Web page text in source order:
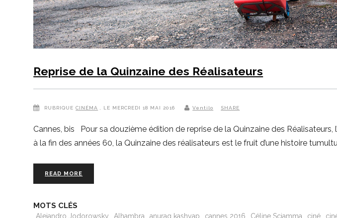
Reprise de la Quinzaine des Réalisateurs
RUBRIQUE CINÉMA , LE MERCREDI 18 MAI 2016 Ventilo SHARE
Cannes, bis Pour sa douzième édition de reprise de la Quinzaine des
à la fin des années 60, la Quinzaine des réalisateurs est le fruit d’une histoire
READ MORE
MOTS CLÉS
Alejandro Jodorowsky Alhambra anurag kashyap cannes 2016 Céline Sciamma ciné